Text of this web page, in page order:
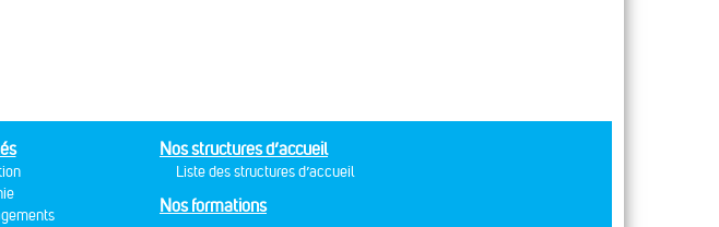
Nos structures d’accueil
Liste des structures d’accueil
Nos formations